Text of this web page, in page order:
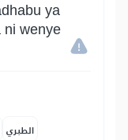
ya
ni wenye
الطبري